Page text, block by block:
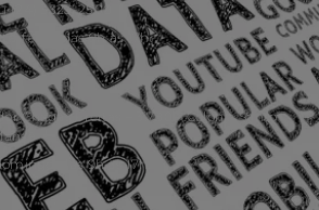
(24) 3323-2500
feira , das 9h às 17h.
Chagas Freitas – 3.780 – Colônia Santo
das 9h às 17h